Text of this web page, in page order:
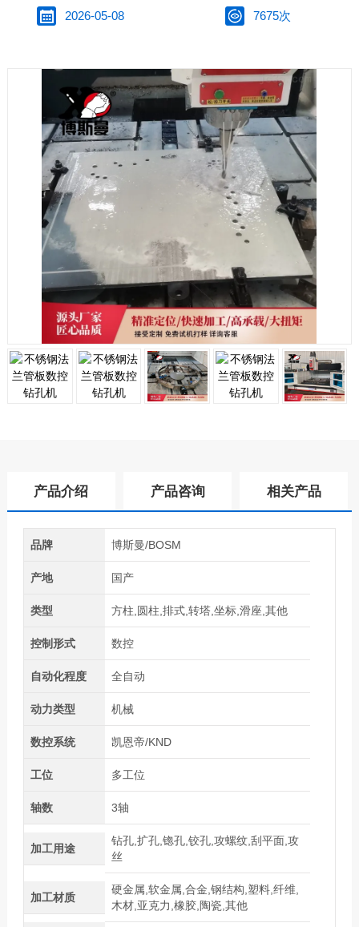
2026-05-08 7675次
产品介绍 产品咨询 相关产品
品牌 博斯曼/BOSM
产地 国产
类型 方柱,圆柱,排式,转塔,坐标,滑座,其他
控制形式 数控
自动化程度 全自动
动力类型 机械
数控系统 凯恩帝/KND
工位 多工位
轴数 3轴
加工用途
钻孔,扩孔,锪孔,铰孔,攻螺纹,刮平面,攻
丝
加工材质
硬金属,软金属,合金,钢结构,塑料,纤维,
木材,亚克力,橡胶,陶瓷,其他